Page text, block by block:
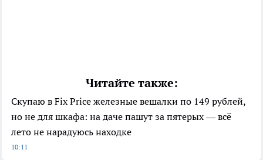
Читайте также:
Скупаю в Fix Price железные вешалки по 149 рублей,
но не для шкафа: на даче пашут за пятерых — всё
лето не нарадуюсь находке
10:11